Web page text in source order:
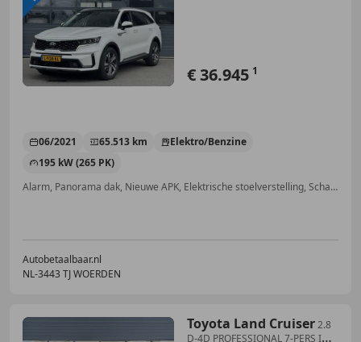
€ 36.945 1
06/2021 65.513 km
Elektro/Benzine
195 kW (265 PK)
Alarm, Panorama dak, Nieuwe APK, Elektrische stoelverstelling, Schakelflippers, Garantie, 4x4, Verwarming zetels achter
Autobetaalbaar.nl
NL-3443 TJ WOERDEN
Toyota Land Cruiser2.8
D-4D PROFESSIONAL 7-PERS I